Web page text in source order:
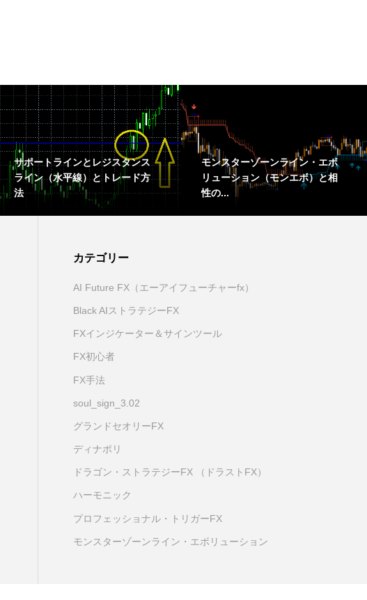
サポートラインとレジスタンス
ライン（水平線）とトレード方
法
モンスターゾーンライン・エボ
リューション（モンエボ）と相
性の...
カテゴリー
AI Future FX（エーアイフューチャーfx）
Black AIストラテジーFX
FXインジケーター＆サインツール
FX初心者
FX手法
soul_sign_3.02
グランドセオリーFX
ディナポリ
ドラゴン・ストラテジーFX （ドラストFX）
ハーモニック
プロフェッショナル・トリガーFX
モンスターゾーンライン・エボリューション